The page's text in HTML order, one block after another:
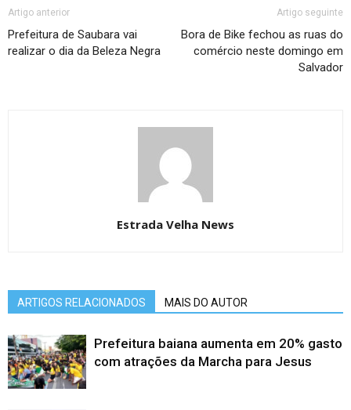
Artigo anterior
Prefeitura de Saubara vai
realizar o dia da Beleza Negra
Artigo seguinte
Bora de Bike fechou as ruas do
comércio neste domingo em
Salvador
Estrada Velha News
ARTIGOS RELACIONADOS MAIS DO AUTOR
Prefeitura baiana aumenta em 20% gasto
com atrações da Marcha para Jesus